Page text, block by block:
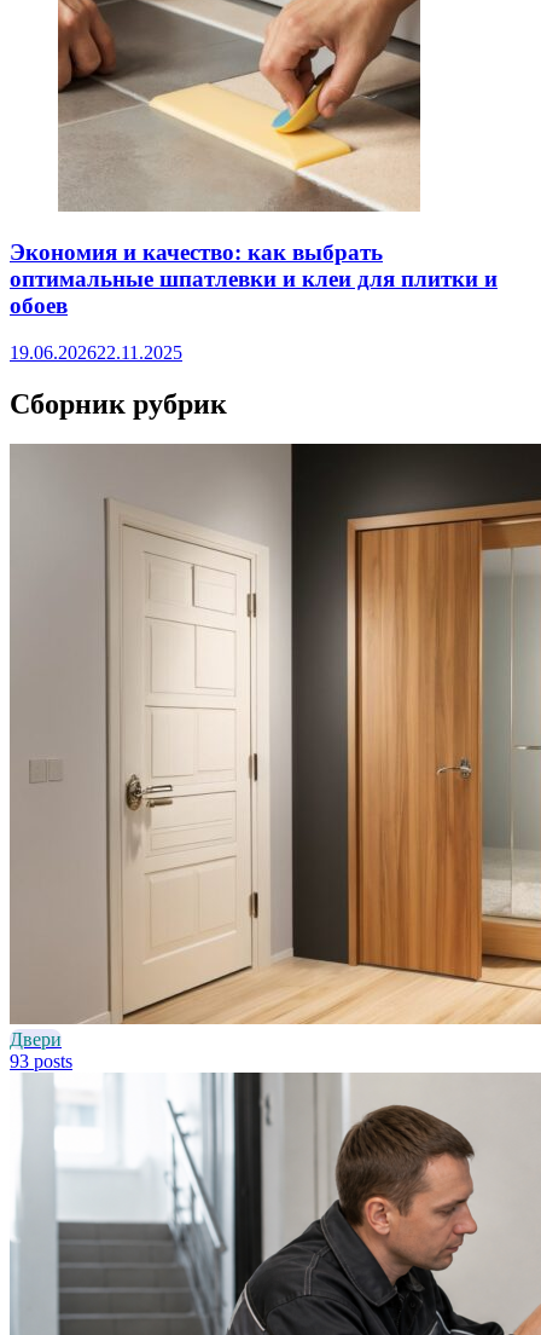
Экономия и качество: как выбрать
оптимальные шпатлевки и клеи для плитки и
обоев
19.06.202622.11.2025
Сборник рубрик
Двери
93 posts